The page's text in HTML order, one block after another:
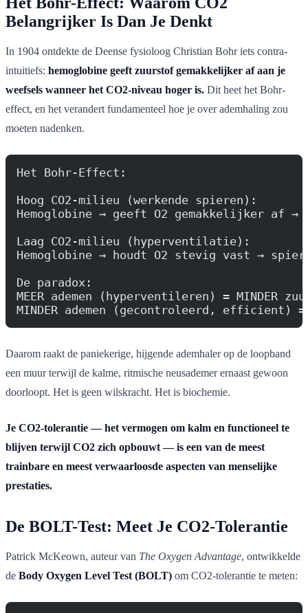
Belangrijker Is Dan Je Denkt
In 1904 ontdekte de Deense fysioloog Christian Bohr iets contra-
intuitiefs: hemoglobine geeft zuurstof gemakkelijker af aan je
weefsels wanneer het CO2-niveau hoger is. Dit heet het Bohr-
effect, en het verandert fundamenteel hoe je over ademhaling zou
moeten nadenken.
Het Bohr-Effect:
Hoog CO2-milieu (werkende spieren):
Hemoglobine → geeft O2 gemakkelijker af
Laag CO2-milieu (hyperventilatie):
Hemoglobine → houdt O2 stevig vast →
De paradox:
MEER ademen (hyperventileren) = MINDER
MINDER ademen (gecontroleerd, efficient)
Daarom raakt de paniekerige, hijgende ademhaler op de loopband
een muur terwijl de kalme, ritmische neusademer ernaast gewoon
doorloopt. Het is geen wilskracht. Het is biochemie.
Je CO2-tolerantie — het vermogen om kalm en functioneel te
blijven terwijl CO2 zich opbouwt — is een van de meest
trainbare en meest verwaarloosde aspecten van menselijke
prestaties.
De BOLT-Test: Meet Je CO2-Tolerantie
Patrick McKeown, auteur van The Oxygen Advantage, ontwikkelde
de Body Oxygen Level Test (BOLT) om CO2-tolerantie te meten: